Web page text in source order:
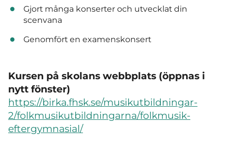
Gjort många konserter och utvecklat din
scenvana
Genomfört en examenskonsert
Kursen på skolans webbplats (öppnas i
nytt fönster)
https://birka.fhsk.se/musikutbildningar-
2/folkmusikutbildningarna/folkmusik-
eftergymnasial/